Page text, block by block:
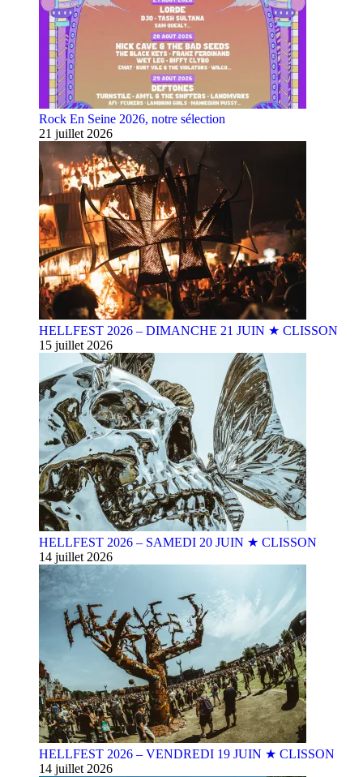
Rock En Seine 2026, notre sélection
21 juillet 2026
HELLFEST 2026 – DIMANCHE 21 JUIN ★ CLISSON
15 juillet 2026
HELLFEST 2026 – SAMEDI 20 JUIN ★ CLISSON
14 juillet 2026
HELLFEST 2026 – VENDREDI 19 JUIN ★ CLISSON
14 juillet 2026